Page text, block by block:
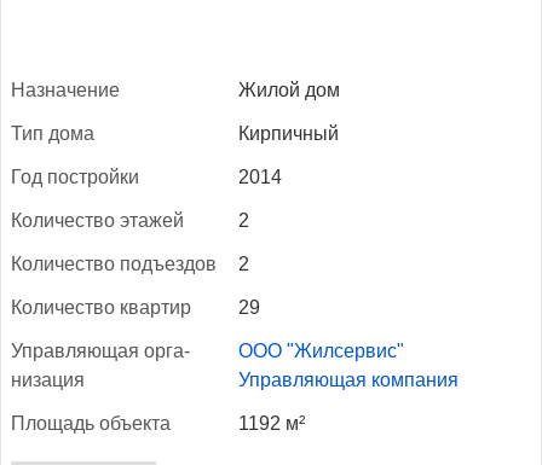
Наз­на­чение Жилой дом
Тип до­ма Кирпичный
Год пос­трой­ки 2014
Ко­личес­тво эта­жей 2
Ко­личес­тво подъ­ез­дов 2
Ко­личес­тво квар­тир 29
Уп­равля­ющая ор­га­
низа­ция
ООО "Жилсервис"
Управляющая компания
Пло­щадь объ­ек­та 1192 м²